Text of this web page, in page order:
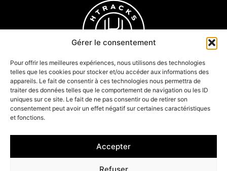
Gérer le consentement
Pour offrir les meilleures expériences, nous utilisons des technologies
telles que les cookies pour stocker et/ou accéder aux informations des
appareils. Le fait de consentir à ces technologies nous permettra de
traiter des données telles que le comportement de navigation ou les ID
uniques sur ce site. Le fait de ne pas consentir ou de retirer son
consentement peut avoir un effet négatif sur certaines caractéristiques
et fonctions.
Accepter
Refuser
Wall Ride